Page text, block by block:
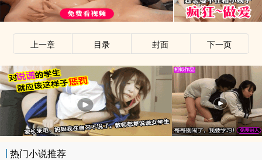
上一章 目录 封面 下一页
热门小说推荐